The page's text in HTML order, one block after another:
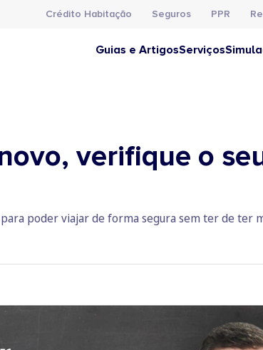
Crédito Habitação Seguros PPR
Guias e ArtigosServiços
verifique o
poder viajar de forma segura sem ter de ter